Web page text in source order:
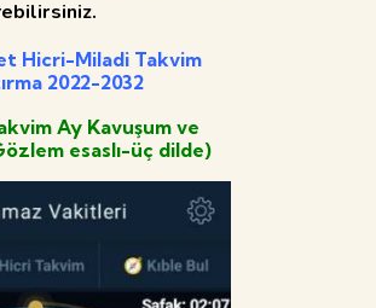
Hicri-Miladi Takvim
2022-2032
Ay Kavuşum ve
esaslı-üç dilde)